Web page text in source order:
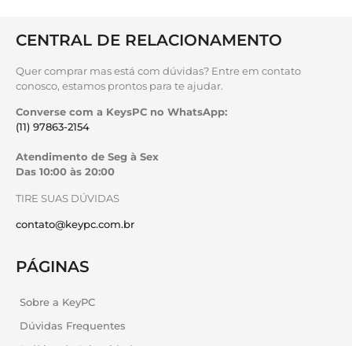
CENTRAL DE RELACIONAMENTO
Quer comprar mas está com dúvidas? Entre em contato
conosco, estamos prontos para te ajudar.
Converse com a KeysPC no WhatsApp:
(11) 97863-2154
Atendimento de Seg à Sex
Das 10:00 às 20:00
TIRE SUAS DÚVIDAS
contato@keypc.com.br
PÁGINAS
Sobre a KeyPC
Dúvidas Frequentes